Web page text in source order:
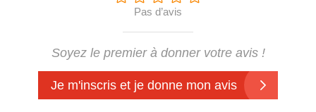
Pas d’avis
Soyez le premier à donner votre avis !
Je m'inscris et je donne mon avis